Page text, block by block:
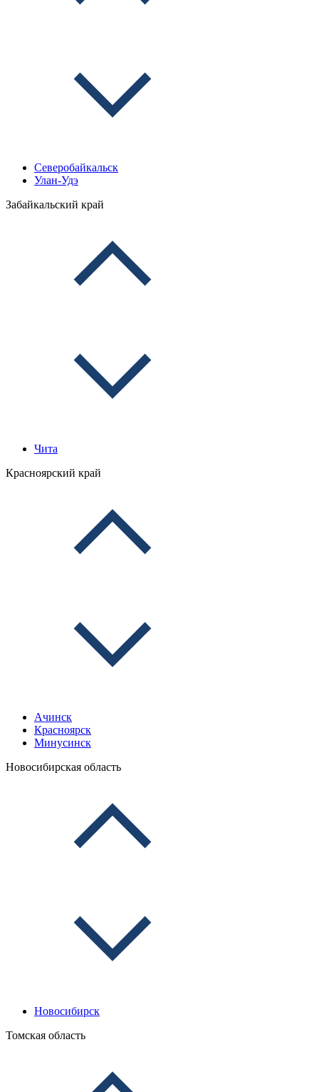
Северобайкальск
Улан-Удэ
Забайкальский край
Чита
Красноярский край
Ачинск
Красноярск
Минусинск
Новосибирская область
Новосибирск
Томская область